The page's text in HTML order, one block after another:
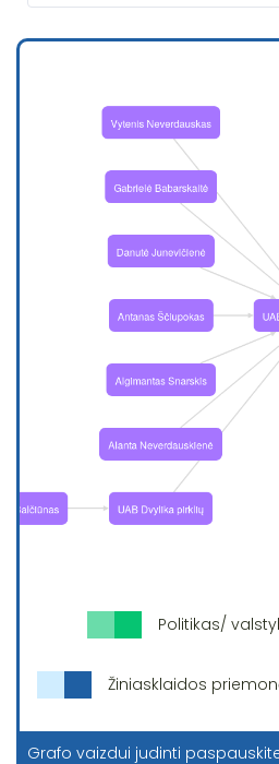
Politikas/
Žiniasklaidos
Grafo vaizdui judinti